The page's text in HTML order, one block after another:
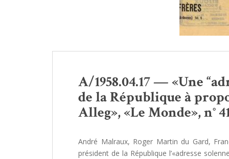
A/1958.04.17 — «Une
de la République à
Alleg», «Le Monde», n°
André Malraux, Roger Martin du Gard,
président de la République l’«adresse